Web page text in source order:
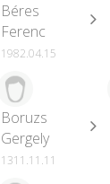
Béres
Ferenc
1982.04.15
Boruzs
Gergely
1311.11.11